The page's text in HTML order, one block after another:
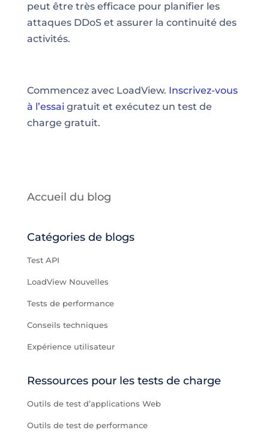
peut être très efficace pour planifier les
attaques DDoS et assurer la continuité des
activités.
Commencez avec LoadView. Inscrivez-vous
à l’essaigratuit et exécutez un test de
charge gratuit.
Accueil du blog
Catégories de blogs
Test API
LoadView Nouvelles
Tests de performance
Conseils techniques
Expérience utilisateur
Ressources pour les tests de charge
Outils de test d’applications Web
Outils de test de performance